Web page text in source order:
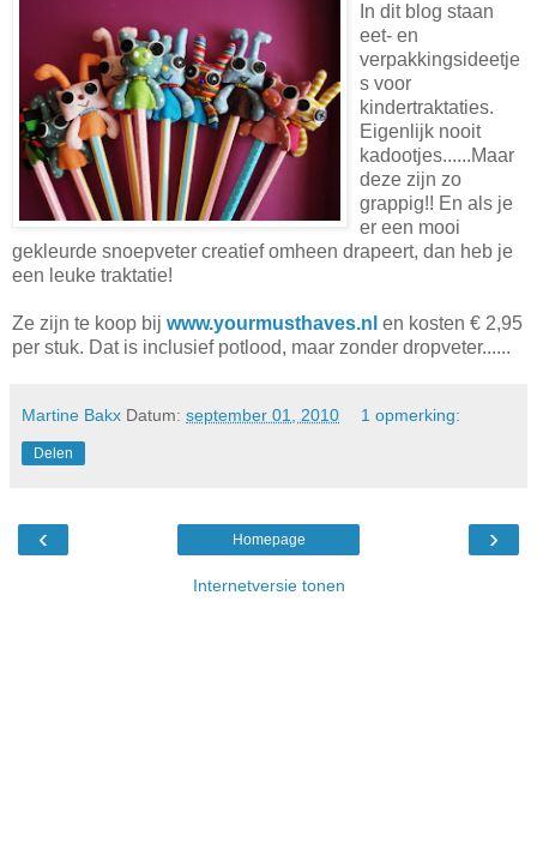
In dit blog staan
eet- en
verpakkingsideetje
s voor
kindertraktaties.
Eigenlijk nooit
kadootjes......Maar
deze zijn zo
grappig!! En als je
er een mooi
gekleurde snoepveter creatief omheen drapeert, dan heb je
een leuke traktatie!
Ze zijn te koop bij www.yourmusthaves.nl en kosten € 2,95
per stuk. Dat is inclusief potlood, maar zonder dropveter......
Martine Bakx Datum: september 01, 2010 1 opmerking:
Delen
‹ ›
Homepage
Internetversie tonen